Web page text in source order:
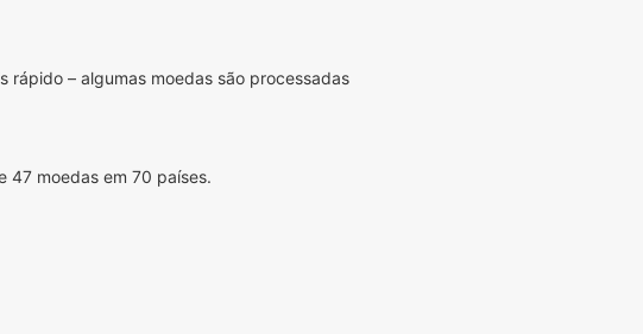
rápido – algumas moedas são processadas
47 moedas em 70 países.